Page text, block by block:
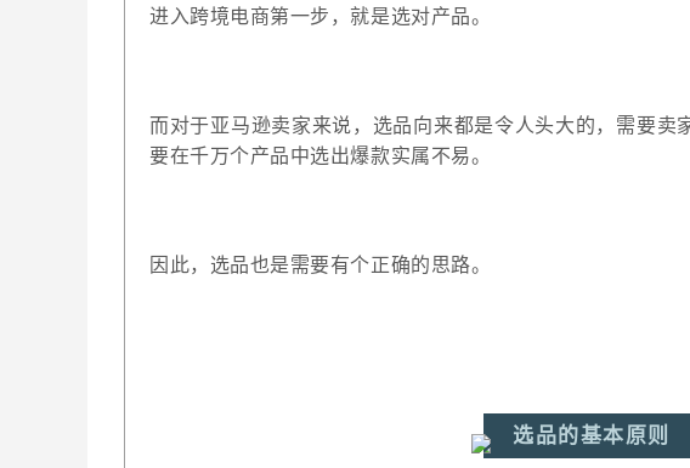
进入跨境电商第一步，就是选对产品。
而对于亚马逊卖家来说，选品向来都是令人头大的，需要卖
要在千万个产品中选出爆款实属不易。
因此，选品也是需要有个正确的思路。
选品的基本原则